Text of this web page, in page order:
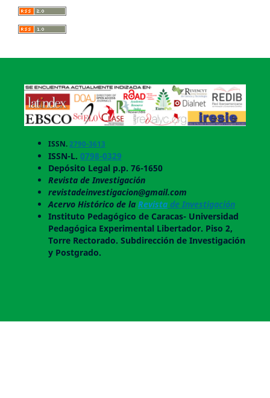
ISSN.2790-3613
ISSN-L. 0798-0329
Depósito Legal p.p. 76-1650
Revista de Investigación
revistadeinvestigacion@gmail.com
Acervo Histórico de la Revistade Investigación
Instituto Pedagógico de Caracas- Universidad
Pedagógica Experimental Libertador. Piso 2,
Torre Rectorado. Subdirección de Investigación
y Postgrado.